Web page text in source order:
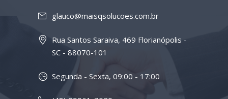
glauco@maisqsolucoes.com.br
Rua Santos Saraiva, 469 Florianópolis -
SC - 88070-101
Segunda - Sexta, 09:00 - 17:00